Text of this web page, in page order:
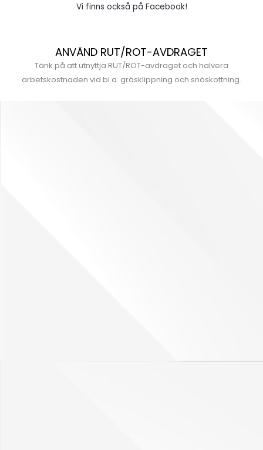
Vi finns också på Facebook!
ANVÄND RUT/ROT-AVDRAGET
Tänk på att utnyttja RUT/ROT-avdraget och halvera
arbetskostnaden vid bl.a. gräsklippning och snöskottning.